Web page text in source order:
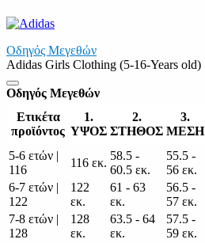
Οδηγός Μεγεθών
Adidas Girls Clothing (5-16-Years old)
Οδηγός Μεγεθών
Ετικέτα
προϊόντος
1.
ΥΨΟΣ
2.
ΣΤΗΘΟΣ
3.
ΜΕΣΗ
5-6 ετών |
116
116 εκ.
58.5 -
60.5 εκ.
55.5 -
56 εκ.
6-7 ετών |
122
122
εκ.
61 - 63
εκ.
56.5 -
57 εκ.
7-8 ετών |
128
128
εκ.
63.5 - 64
εκ.
57.5 -
59 εκ.